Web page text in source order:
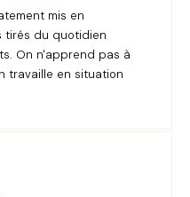
mis en
tirés du quotidien
On n'apprend pas à
travaille en situation